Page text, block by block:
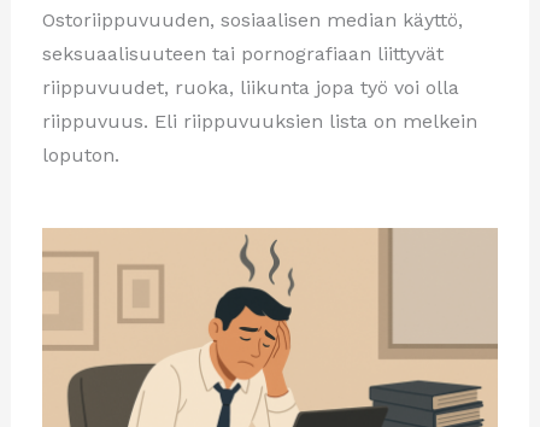
Ostoriippuvuuden, sosiaalisen median käyttö,
seksuaalisuuteen tai pornografiaan liittyvät
riippuvuudet, ruoka, liikunta jopa työ voi olla
riippuvuus. Eli riippuvuuksien lista on melkein
loputon.